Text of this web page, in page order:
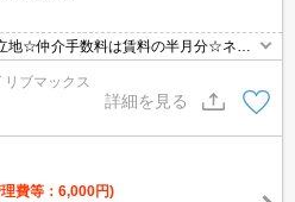
地☆仲介手数料は賃料の半月分☆ネッ
ど人気の設備そろってます☆彡
ブマックス
詳細を見る
費等：6,000円)